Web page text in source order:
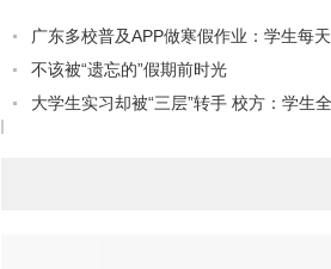
广东多校普及APP做寒假作业：学生每
不该被“遗忘的”假期前时光
大学生实习却被“三层”转手 校方：学生